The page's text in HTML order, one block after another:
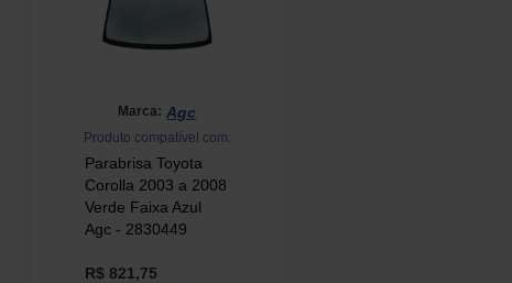
Marca: Agc
Produto compatível com:
Parabrisa Toyota
Corolla 2003 a 2008
Verde Faixa Azul
Agc - 2830449
R$ 821,75